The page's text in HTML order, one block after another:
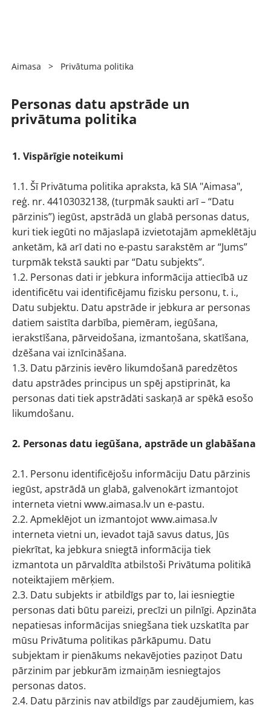
Aimasa > Privātuma politika
Personas datu apstrāde un
privātuma politika
1. Vispārīgie noteikumi
1.1. Šī Privātuma politika apraksta, kā SIA "Aimasa",
reģ. nr. 44103032138, (turpmāk saukti arī – “Datu
pārzinis”) iegūst, apstrādā un glabā personas datus,
kuri tiek iegūti no mājaslapā izvietotajām apmeklētāju
anketām, kā arī dati no e-pastu sarakstēm ar “Jums”
turpmāk tekstā saukti par “Datu subjekts”.
1.2. Personas dati ir jebkura informācija attiecībā uz
identificētu vai identificējamu fizisku personu, t. i.,
Datu subjektu. Datu apstrāde ir jebkura ar personas
datiem saistīta darbība, piemēram, iegūšana,
ierakstīšana, pārveidošana, izmantošana, skatīšana,
dzēšana vai iznīcināšana.
1.3. Datu pārzinis ievēro likumdošanā paredzētos
datu apstrādes principus un spēj apstiprināt, ka
personas dati tiek apstrādāti saskaņā ar spēkā esošo
likumdošanu.
2. Personas datu iegūšana, apstrāde un glabāšana
2.1. Personu identificējošu informāciju Datu pārzinis
iegūst, apstrādā un glabā, galvenokārt izmantojot
interneta vietni www.aimasa.lv un e-pastu.
2.2. Apmeklējot un izmantojot www.aimasa.lv
interneta vietni un, ievadot tajā savus datus, Jūs
piekrītat, ka jebkura sniegtā informācija tiek
izmantota un pārvaldīta atbilstoši Privātuma politikā
noteiktajiem mērķiem.
2.3. Datu subjekts ir atbildīgs par to, lai iesniegtie
personas dati būtu pareizi, precīzi un pilnīgi. Apzināta
nepatiesas informācijas sniegšana tiek uzskatīta par
mūsu Privātuma politikas pārkāpumu. Datu
subjektam ir pienākums nekavējoties paziņot Datu
pārzinim par jebkurām izmaiņām iesniegtajos
personas datos.
2.4. Datu pārzinis nav atbildīgs par zaudējumiem, kas